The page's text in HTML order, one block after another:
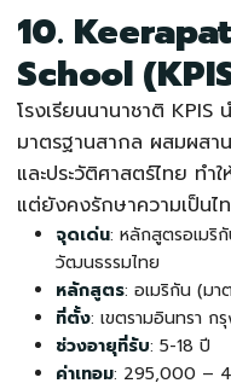
10.
School
โรงเรียนนานาชาติ KPIS
มาตรฐานสากล ผสมผสา
และประวัติศาสตร์ไทย ทำ
แต่ยังคงรักษาความเป็นไ
จุดเด่น: หลักสูตรอเมริ
วัฒนธรรมไทย
หลักสูตร: อเมริกัน (มา
ที่ตั้ง: เขตรามอินทรา ก
ช่วงอายุที่รับ: 5-18 ปี
ค่าเทอม: 295,000 –